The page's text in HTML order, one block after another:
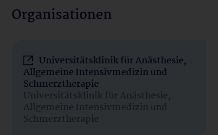
Organisationen
Universitätsklinik für Anästhesie,
Allgemeine Intensivmedizin und
Schmerztherapie
Universitätsklinik für Anästhesie,
Allgemeine Intensivmedizin und
Schmerztherapie